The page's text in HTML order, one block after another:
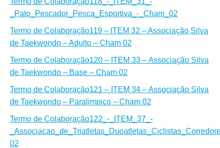
_Pato_Pescador_Pesca_Esportiva_-_Cham_02
Termo de Colaboração119 – ITEM 32 – Associação Silva
de Taekwondo – Adulto – Cham 02
Termo de Colaboração120 – ITEM 33 – Associação Silva
de Taekwondo – Base – Cham 02
Termo de Colaboração121 – ITEM 34 – Associação Silva
de Taekwondo – Paralimpico – Cham 02
Termo de Colaboração122_-_ITEM_37_-
02